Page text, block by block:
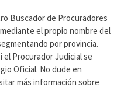
Buscador de Procuradores
el propio nombre del
por provincia.
el Procurador Judicial se
Oficial. No dude en
más información sobre